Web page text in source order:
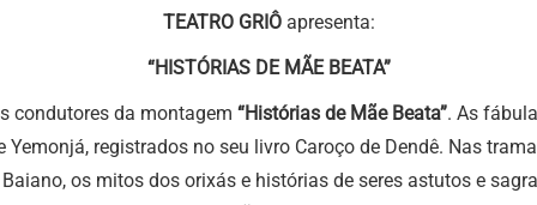
TEATRO GRIÔapresenta:
“HISTÓRIAS DE MÃE BEATA”
condutores da montagem “Histórias de Mãe Beata”. As
registrados no seu livro Caroço de Dendê. Nas
os mitos dos orixás e histórias de seres astutos e